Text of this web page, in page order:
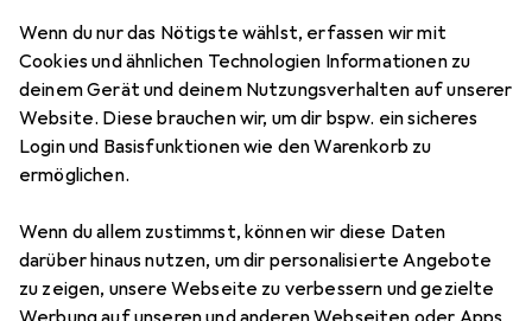
Wenn du nur das Nötigste wählst, erfassen wir mit
Cookies und ähnlichen Technologien Informationen zu
deinem Gerät und deinem Nutzungsverhalten auf unserer
Website. Diese brauchen wir, um dir bspw. ein sicheres
Login und Basisfunktionen wie den Warenkorb zu
ermöglichen.
Wenn du allem zustimmst, können wir diese Daten
darüber hinaus nutzen, um dir personalisierte Angebote
zu zeigen, unsere Webseite zu verbessern und gezielte
2 Bilder
EuroliteSmoke Fluid -B2D- Basic
Nebelfluid 25l
Preis in EUR inkl. MwSt.
EUR
99,98
Bewertungen